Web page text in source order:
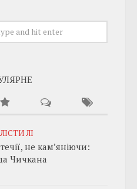
ЛІ
не кам’яніючи:
Чичкана